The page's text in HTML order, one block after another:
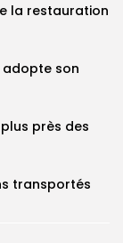
la restauration
adopte son
près des
transportés